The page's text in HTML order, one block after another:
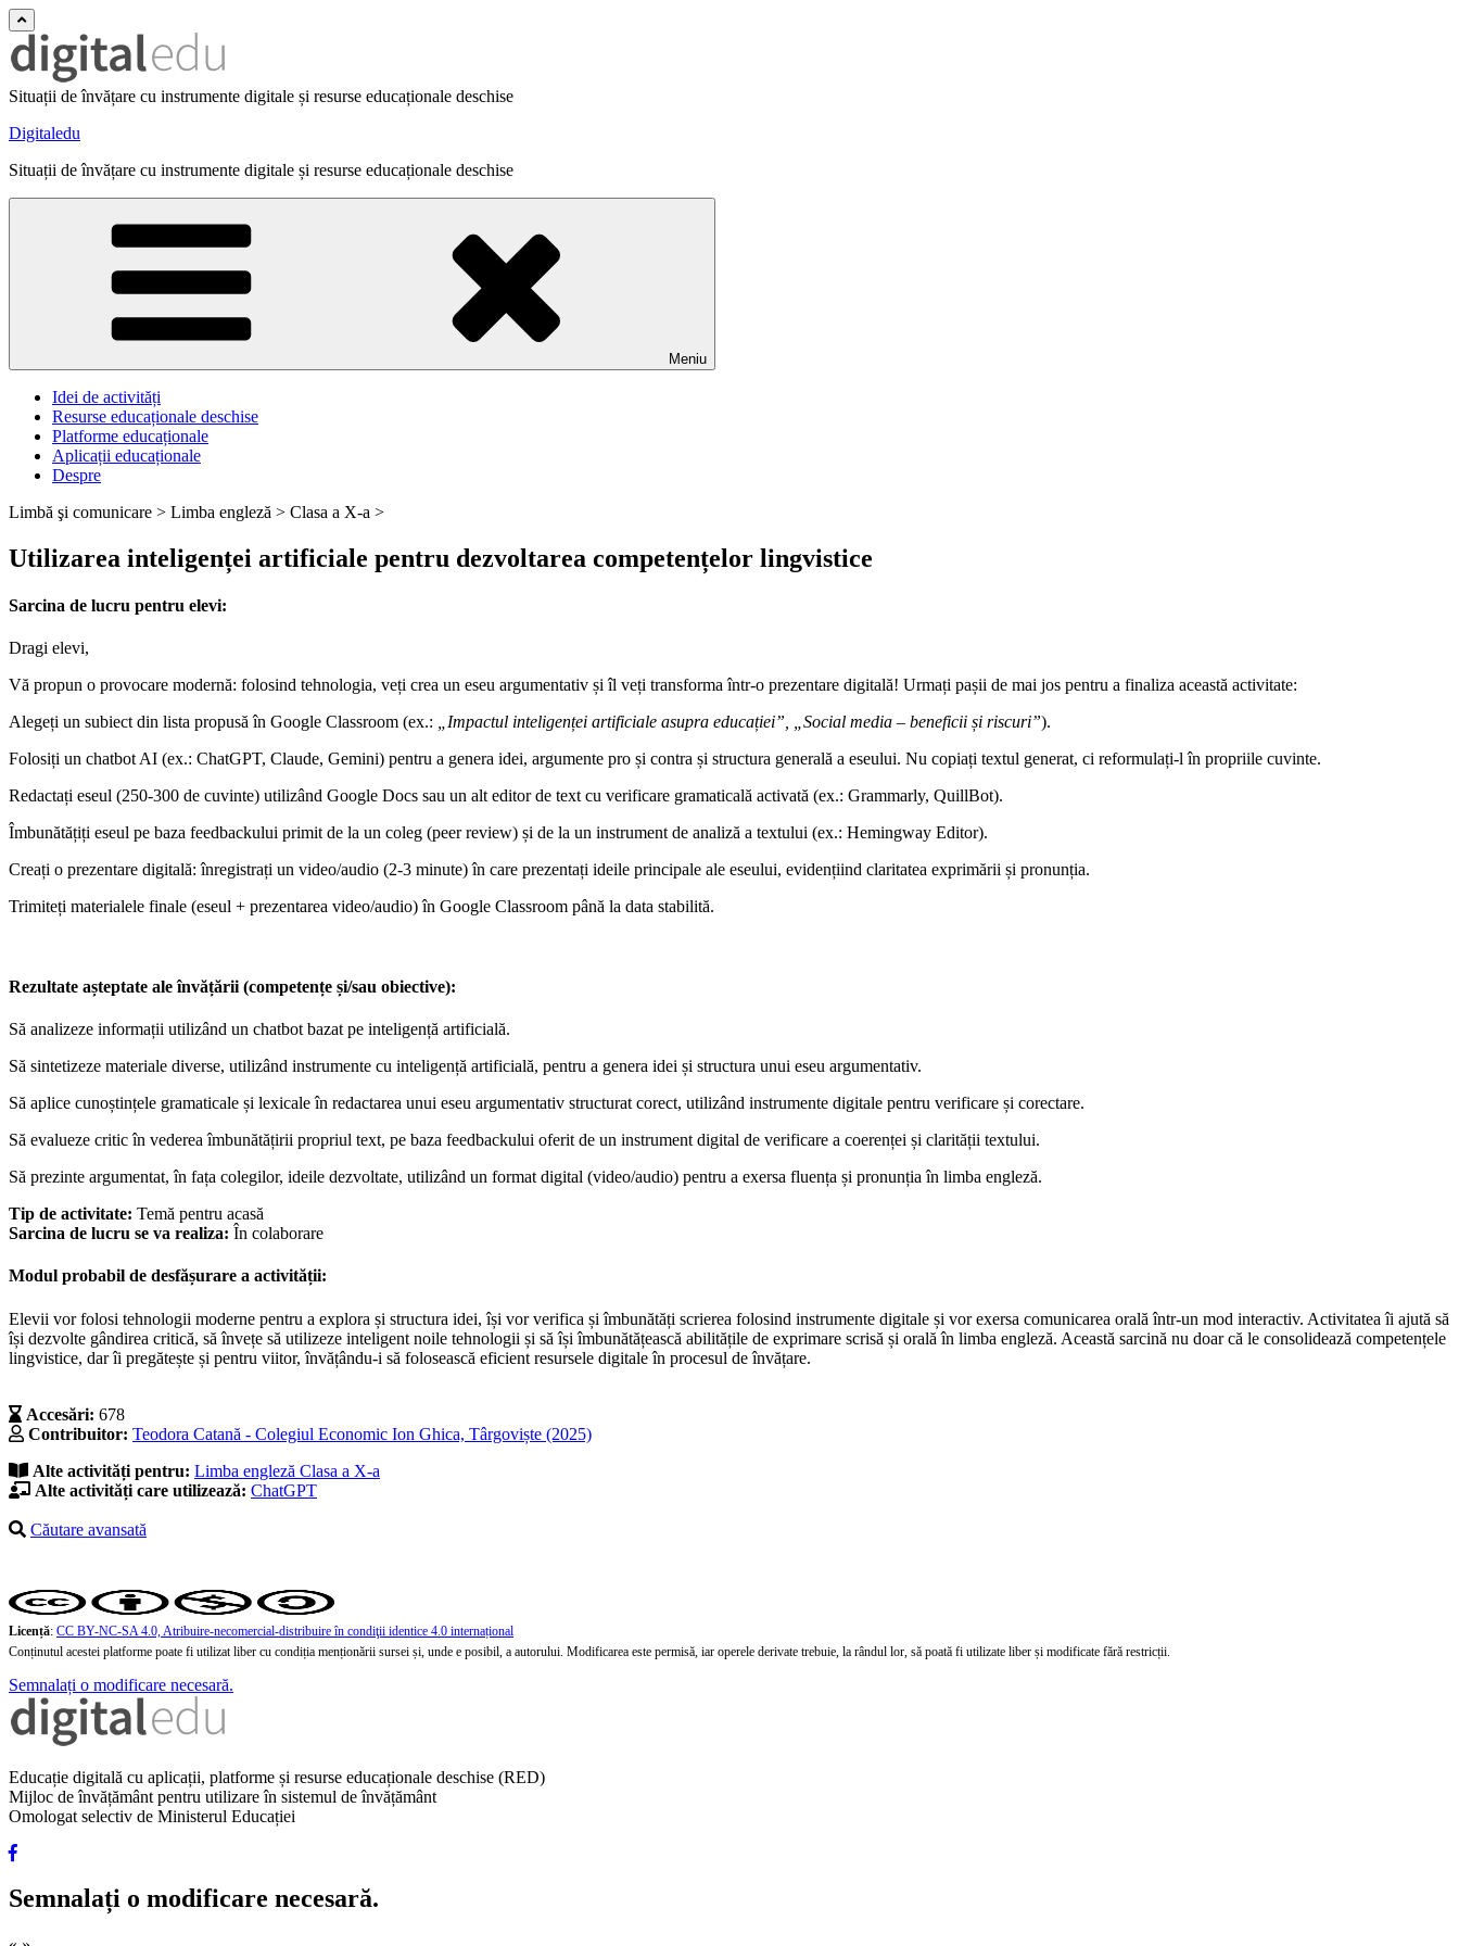
Situații de învățare cu instrumente digitale și resurse educaționale deschise
Digitaledu
Situații de învățare cu instrumente digitale și resurse educaționale deschise
Meniu
Idei de activități
Resurse educaționale deschise
Platforme educaționale
Aplicații educaționale
Despre
Limbă şi comunicare > Limba engleză > Clasa a X-a >
Utilizarea inteligenței artificiale pentru dezvoltarea competențelor lingvistice
Sarcina de lucru pentru elevi:
Dragi elevi,
Vă propun o provocare modernă: folosind tehnologia, veți crea un eseu argumentativ și îl veți transforma într-o prezentare digitală! Urmați pașii de mai jos pentru a finaliza această activitate:
Alegeți un subiect din lista propusă în Google Classroom (ex.: „Impactul inteligenței artificiale asupra educației”, „Social media – beneficii și riscuri”).
Folosiți un chatbot AI (ex.: ChatGPT, Claude, Gemini) pentru a genera idei, argumente pro și contra și structura generală a eseului. Nu copiați textul generat, ci reformulați-l în propriile cuvinte.
Redactați eseul (250-300 de cuvinte) utilizând Google Docs sau un alt editor de text cu verificare gramaticală activată (ex.: Grammarly, QuillBot).
Îmbunătățiți eseul pe baza feedbackului primit de la un coleg (peer review) și de la un instrument de analiză a textului (ex.: Hemingway Editor).
Creați o prezentare digitală: înregistrați un video/audio (2-3 minute) în care prezentați ideile principale ale eseului, evidențiind claritatea exprimării și pronunția.
Trimiteți materialele finale (eseul + prezentarea video/audio) în Google Classroom până la data stabilită.
Rezultate așteptate ale învățării (competențe și/sau obiective):
Să analizeze informații utilizând un chatbot bazat pe inteligență artificială.
Să sintetizeze materiale diverse, utilizând instrumente cu inteligență artificială, pentru a genera idei și structura unui eseu argumentativ.
Să aplice cunoștințele gramaticale și lexicale în redactarea unui eseu argumentativ structurat corect, utilizând instrumente digitale pentru verificare și corectare.
Să evalueze critic în vederea îmbunătățirii propriul text, pe baza feedbackului oferit de un instrument digital de verificare a coerenței și clarității textului.
Să prezinte argumentat, în fața colegilor, ideile dezvoltate, utilizând un format digital (video/audio) pentru a exersa fluența și pronunția în limba engleză.
Tip de activitate: Temă pentru acasă
Sarcina de lucru se va realiza: În colaborare
Modul probabil de desfășurare a activității:
Elevii vor folosi tehnologii moderne pentru a explora și structura idei, își vor verifica și îmbunătăți scrierea folosind instrumente digitale și vor exersa comunicarea orală într-un mod interactiv. Activitatea îi ajută să
își dezvolte gândirea critică, să învețe să utilizeze inteligent noile tehnologii și să își îmbunătățească abilitățile de exprimare scrisă și orală în limba engleză. Această sarcină nu doar că le consolidează competențele
lingvistice, dar îi pregătește și pentru viitor, învățându-i să folosească eficient resursele digitale în procesul de învățare.
Accesări: 678
Contribuitor: Teodora Catană - Colegiul Economic Ion Ghica, Târgoviște (2025)
Alte activități pentru: Limba engleză Clasa a X-a
Alte activități care utilizează: ChatGPT
Căutare avansată
Licență: CC BY-NC-SA 4.0, Atribuire-necomercial-distribuire în condiţii identice 4.0 internațional
Conținutul acestei platforme poate fi utilizat liber cu condiția menționării sursei și, unde e posibil, a autorului. Modificarea este permisă, iar operele derivate trebuie, la rândul lor, să poată fi utilizate liber și modificate fără restricții.
Semnalați o modificare necesară.
Educație digitală cu aplicații, platforme și resurse educaționale deschise (RED)
Mijloc de învățământ pentru utilizare în sistemul de învățământ
Omologat selectiv de Ministerul Educației
Semnalați o modificare necesară.